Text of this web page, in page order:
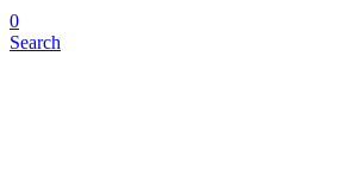
0
Search